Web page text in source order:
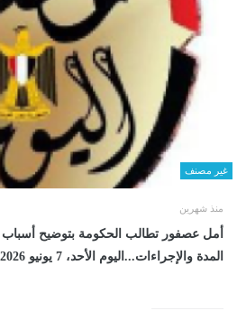
غير مصنف
منذ شهرين
أمل عصفور تطالب الحكومة بتوضيح أسباب
المدة والإجراءات...اليوم الأحد، 7 يونيو 2026 02:07 مـ